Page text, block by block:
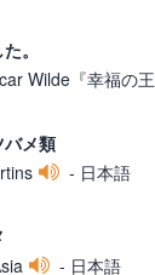
。
Wilde『幸福の王
バメ類
- 日本語
- 日本語